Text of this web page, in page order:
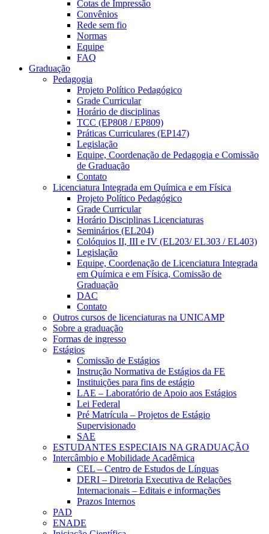
Cotas de Impressão
Convênios
Rede sem fio
Normas
Equipe
FAQ
Graduação
Pedagogia
Projeto Político Pedagógico
Grade Curricular
Horário de disciplinas
TCC (EP808 / EP809)
Práticas Curriculares (EP147)
Legislação
Equipe, Coordenação de Pedagogia e Comissão
de Graduação
Contato
Licenciatura Integrada em Química e em Física
Projeto Político Pedagógico
Grade Curricular
Horário Disciplinas Licenciaturas
Seminários (EL204)
Colóquios II, III e IV (EL203/ EL303 / EL403)
Legislação
Equipe, Coordenação de Licenciatura Integrada
em Química e em Física, Comissão de
Graduação
DAC
Contato
Outros cursos de licenciaturas na UNICAMP
Sobre a graduação
Formas de ingresso
Estágios
Comissão de Estágios
Instrução Normativa de Estágios da FE
Instituições para fins de estágio
LAE – Laboratório de Apoio aos Estágios
Lei Federal
Pré Matrícula – Projetos de Estágio
Supervisionado
SAE
ESTUDANTES ESPECIAIS NA GRADUAÇÃO
Intercâmbio e Mobilidade Acadêmica
CEL – Centro de Estudos de Línguas
DERI – Diretoria Executiva de Relações
Internacionais – Editais e informações
Prazos Internos
PAD
ENADE